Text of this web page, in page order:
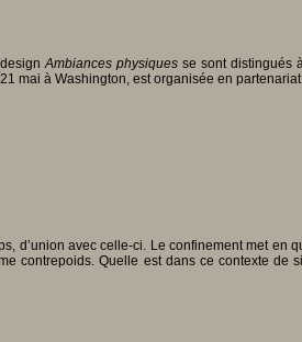
designAmbiances physiquesse sont distingués
mai à Washington, est organisée en
avec celle-ci. Le confinement met en
Quelle est dans ce contexte de